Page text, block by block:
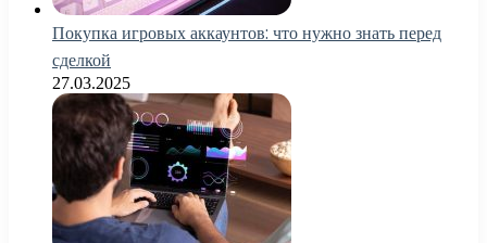
Покупка игровых аккаунтов: что нужно знать перед
сделкой
27.03.2025